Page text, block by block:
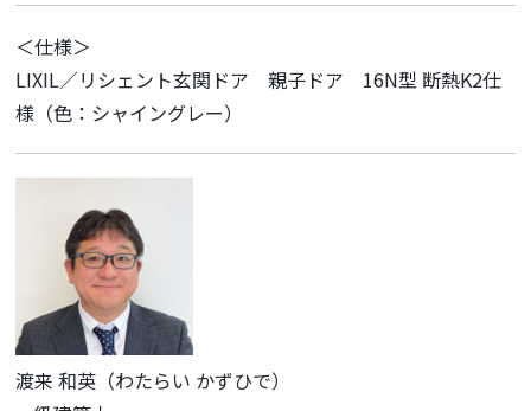
＜仕様＞
LIXIL／リシェント玄関ドア 親子ドア 16N型 断熱K2仕
様（色：シャイングレー）
渡来 和英（わたらい かずひで）